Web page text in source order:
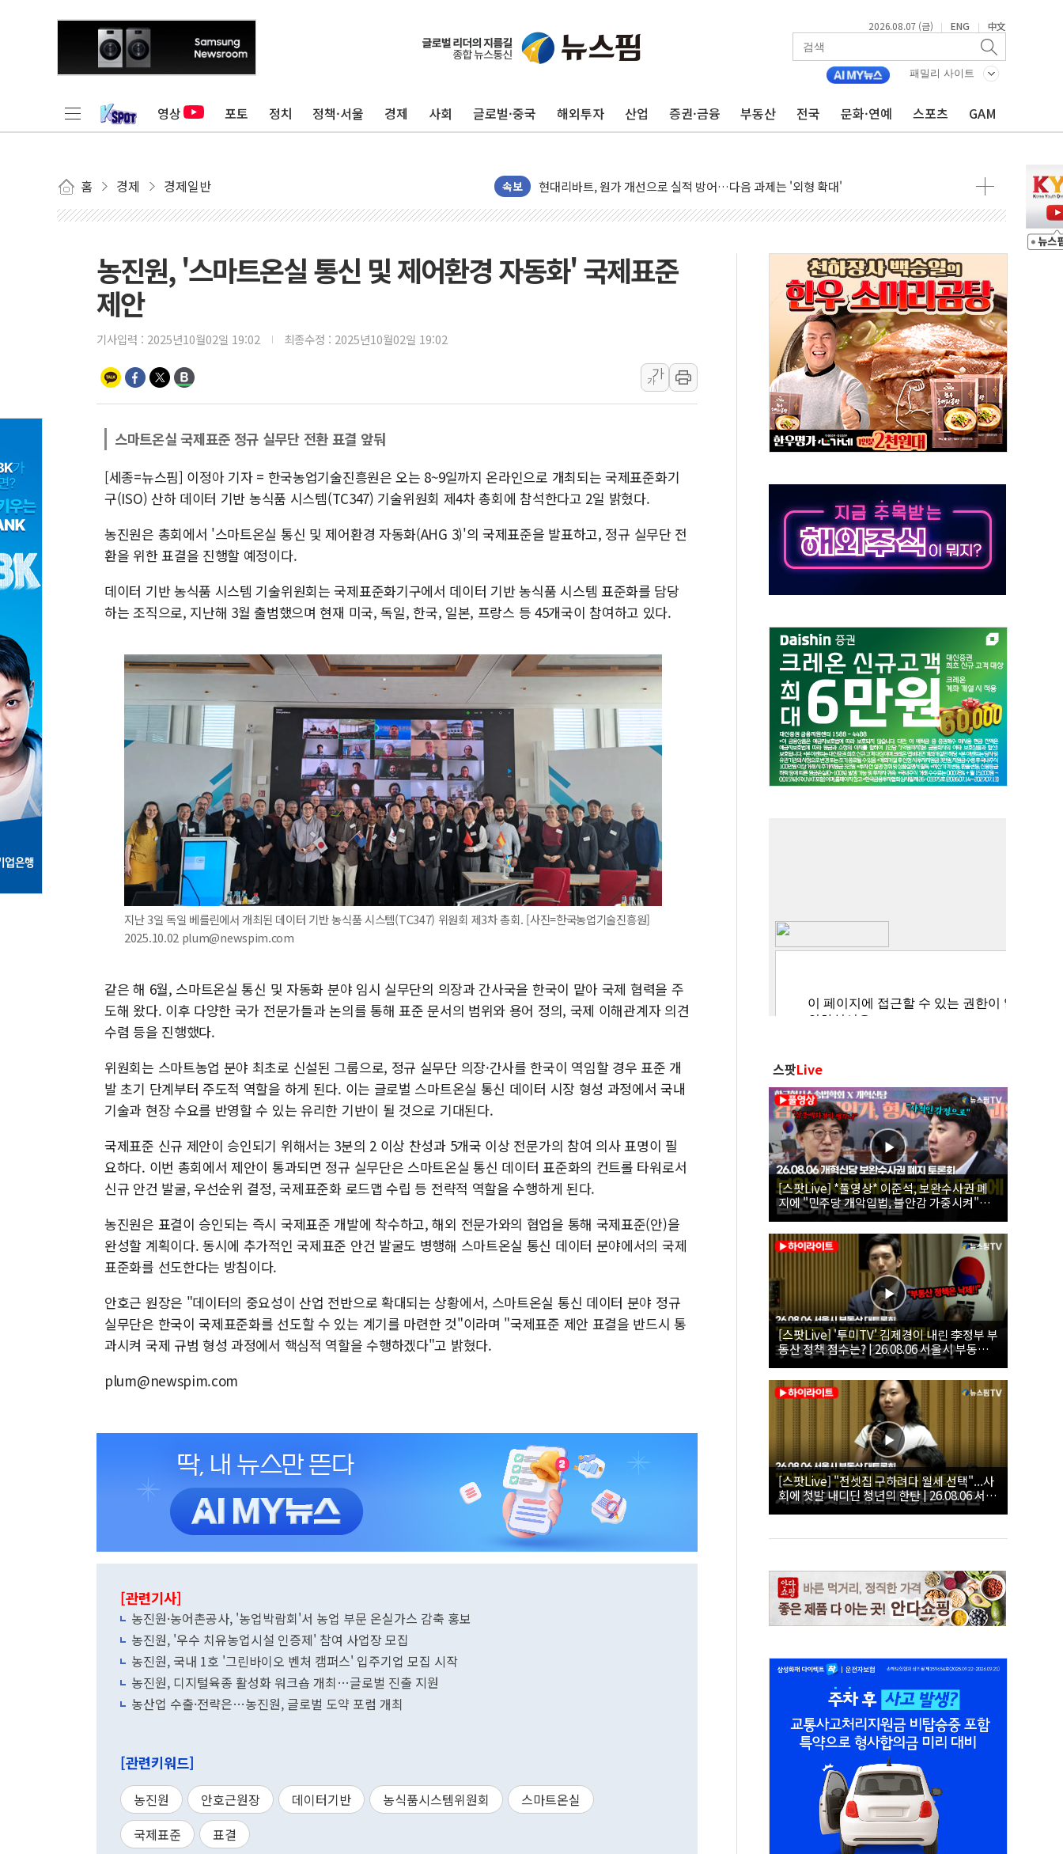
2026.08.07 (금) | ENG | 中文
패밀리 사이트
영상 포토 정치 정책·서울 경제 사회 글로벌·중국 해외투자 산업 증권·금융 부동산 전국 문화·연예 스포츠 GAM
홈 경제 경제일반 속보
트럼프, '원정출산 시민권 차단' 행정명령 서명…출생시민권 제한 재시동
트럼프 "이란전 조만간 끝날 것"…군수품 부족설 일축 "막대한 무기 보유"
"세금 부담 덜자"…비거주 1주택자 귀환 조짐에 전월세시장 '긴장'
세금 부담 커진 고가 1주택자…맞교환·재매수·다운사이징 '저울질'
뉴욕증시, 유가·금리 부담에 하락…다우 5거래일 랠리 '마침표'
이란, 오만과 호르무즈 해협 재개방 합의 막바지.."美와 직접 협상 없어"
[민주 당권주자 일정] 송영길·정청래·김민석 후보 - 8월 7일
李대통령, 오늘 부동산 정책 점검 2차 회의…주택 공급 대책 막바지 조율할 듯
[오늘의 국회일정] 상임위·세미나·기자회견·주요 정당 - 8월 7일
이란, 美·이스라엘 선박 호르무즈 통항 제한 추진…美 "통행 막을 권한 없어"
유럽증시, 견조한 실적 소화하며 대부분 상승… "2분기 기업 순이익 21% 증가" 전망
리투아니아 국방 "러, 우크라 드론으로 나토 회원국 공격 검토… 거짓 깃발 작전"
구광모, 내주 실리콘밸리서 젠슨 황 재회…로봇·AI 데이터센터·모빌리티 구체화
뉴욕증시 개장 전 특징주...모더나·아이온큐·도어대시↑ VS 샌디스크·피그마·앱러빈↓
김정관 장관 "영업이익 N% 성과급 반대…상법·자본시장법 개정 논의"
뉴욕증시 프리뷰, 미 주가선물 AI주 차익실현 속 혼조세...웨스턴디지털·샌디스크↓
청와대, 북한 단거리 탄도미사일 발사에 긴급 안보 점검회의
농진원, '스마트온실 통신 및 제어환경 자동화' 국제표준
제안
기사입력 : 2025년10월02일 19:02 최종수정 : 2025년10월02일 19:02
가
가
스마트온실 국제표준 정규 실무단 전환 표결 앞둬
[세종=뉴스핌] 이정아 기자 = 한국농업기술진흥원은 오는 8~9일까지 온라인으로 개최되는 국제표준화기
구(ISO) 산하 데이터 기반 농식품 시스템(TC347) 기술위원회 제4차 총회에 참석한다고 2일 밝혔다.
농진원은 총회에서 '스마트온실 통신 및 제어환경 자동화(AHG 3)'의 국제표준을 발표하고, 정규 실무단 전
환을 위한 표결을 진행할 예정이다.
데이터 기반 농식품 시스템 기술위원회는 국제표준화기구에서 데이터 기반 농식품 시스템 표준화를 담당
하는 조직으로, 지난해 3월 출범했으며 현재 미국, 독일, 한국, 일본, 프랑스 등 45개국이 참여하고 있다.
지난 3일 독일 베를린에서 개최된 데이터 기반 농식품 시스템(TC347) 위원회 제3차 총회. [사진=한국농업기술진흥원]
2025.10.02 plum@newspim.com
같은 해 6월, 스마트온실 통신 및 자동화 분야 임시 실무단의 의장과 간사국을 한국이 맡아 국제 협력을 주
도해 왔다. 이후 다양한 국가 전문가들과 논의를 통해 표준 문서의 범위와 용어 정의, 국제 이해관계자 의견
수렴 등을 진행했다.
위원회는 스마트농업 분야 최초로 신설된 그룹으로, 정규 실무단 의장·간사를 한국이 역임할 경우 표준 개
발 초기 단계부터 주도적 역할을 하게 된다. 이는 글로벌 스마트온실 통신 데이터 시장 형성 과정에서 국내
기술과 현장 수요를 반영할 수 있는 유리한 기반이 될 것으로 기대된다.
국제표준 신규 제안이 승인되기 위해서는 3분의 2 이상 찬성과 5개국 이상 전문가의 참여 의사 표명이 필
요하다. 이번 총회에서 제안이 통과되면 정규 실무단은 스마트온실 통신 데이터 표준화의 컨트롤 타워로서
신규 안건 발굴, 우선순위 결정, 국제표준화 로드맵 수립 등 전략적 역할을 수행하게 된다.
농진원은 표결이 승인되는 즉시 국제표준 개발에 착수하고, 해외 전문가와의 협업을 통해 국제표준(안)을
완성할 계획이다. 동시에 추가적인 국제표준 안건 발굴도 병행해 스마트온실 통신 데이터 분야에서의 국제
표준화를 선도한다는 방침이다.
안호근 원장은 "데이터의 중요성이 산업 전반으로 확대되는 상황에서, 스마트온실 통신 데이터 분야 정규
실무단은 한국이 국제표준화를 선도할 수 있는 계기를 마련한 것"이라며 "국제표준 제안 표결을 반드시 통
과시켜 국제 규범 형성 과정에서 핵심적 역할을 수행하겠다"고 밝혔다.
plum@newspim.com
[관련기사]
농진원·농어촌공사, '농업박람회'서 농업 부문 온실가스 감축 홍보
농진원, '우수 치유농업시설 인증제' 참여 사업장 모집
농진원, 국내 1호 '그린바이오 벤처 캠퍼스' 입주기업 모집 시작
농진원, 디지털육종 활성화 워크숍 개최…글로벌 진출 지원
농산업 수출·전략은…농진원, 글로벌 도약 포럼 개최
[관련키워드]
농진원 안호근원장 데이터기반 농식품시스템위원회
스마트온실
국제표준
표결
스팟Live
[스팟Live] *풀영상* 이준석, 보완수사권 폐
지에 "민주당 개악입법, 불안감 가중시켜"｜
26.08.06 개혁신당 보완수사권 폐지 토론회
[스팟Live] '투미TV' 김제경이 내린 李정부 부
동산 정책 점수는? | 26.08.06 서울시 부동산
대토론회
[스팟Live] "전셋집 구하려다 월세 선택"...사
회에 첫발 내디딘 청년의 한탄 | 26.08.06 서울
시 부동산 대토론회